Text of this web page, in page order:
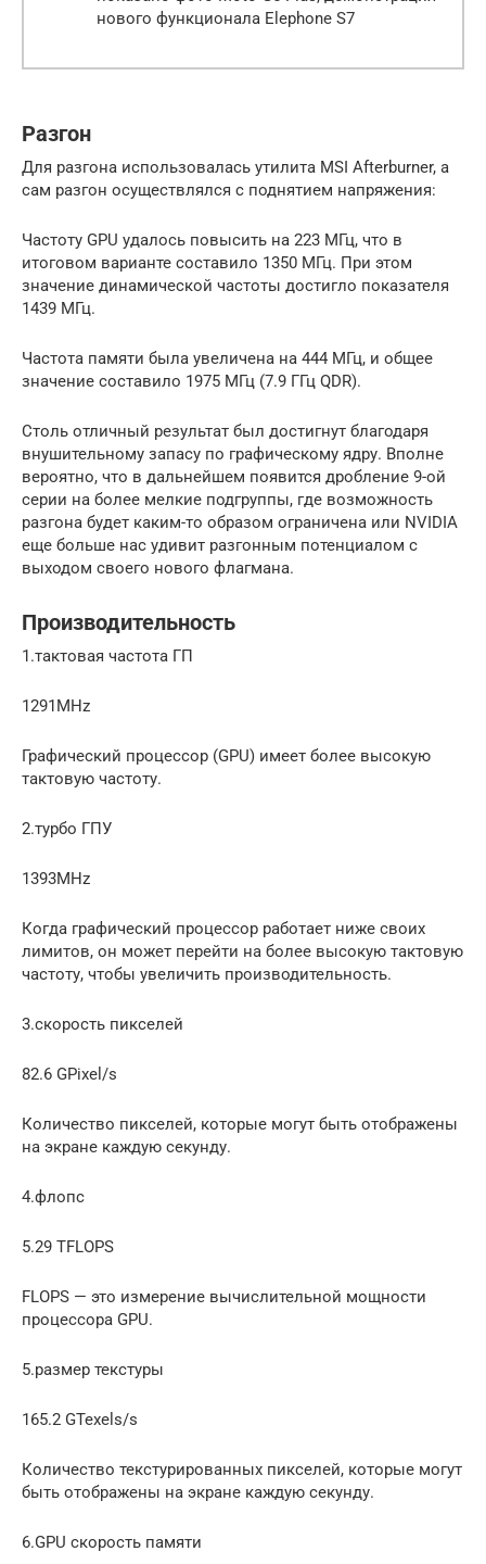
нового функционала Elephone S7
Разгон
Для разгона использовалась утилита MSI Afterburner, а
сам разгон осуществлялся с поднятием напряжения:
Частоту GPU удалось повысить на 223 МГц, что в
итоговом варианте составило 1350 МГц. При этом
значение динамической частоты достигло показателя
1439 МГц.
Частота памяти была увеличена на 444 МГц, и общее
значение составило 1975 МГц (7.9 ГГц QDR).
Столь отличный результат был достигнут благодаря
внушительному запасу по графическому ядру. Вполне
вероятно, что в дальнейшем появится дробление 9-ой
серии на более мелкие подгруппы, где возможность
разгона будет каким-то образом ограничена или NVIDIA
еще больше нас удивит разгонным потенциалом с
выходом своего нового флагмана.
Производительность
1.тактовая частота ГП
1291MHz
Графический процессор (GPU) имеет более высокую
тактовую частоту.
2.турбо ГПУ
1393MHz
Когда графический процессор работает ниже своих
лимитов, он может перейти на более высокую тактовую
частоту, чтобы увеличить производительность.
3.скорость пикселей
82.6 GPixel/s
Количество пикселей, которые могут быть отображены
на экране каждую секунду.
4.флопс
5.29 TFLOPS
FLOPS — это измерение вычислительной мощности
процессора GPU.
5.размер текстуры
165.2 GTexels/s
Количество текстурированных пикселей, которые могут
быть отображены на экране каждую секунду.
6.GPU скорость памяти